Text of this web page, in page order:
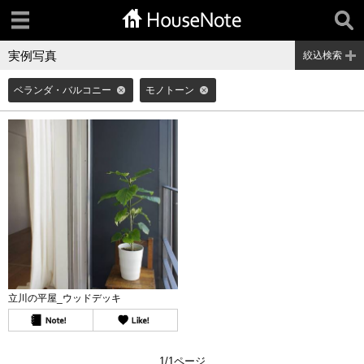
実例写真 絞込検索
ベランダ・バルコニー モノトーン
立川の平屋_ウッドデッキ
1/1ページ